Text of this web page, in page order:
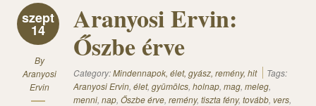
szept
14
By
Aranyosi
Ervin
Aranyosi Ervin:
Őszbe érve
Category:Mindennapok, élet, gyász, remény, hit
Tags:
Aranyosi Ervin, élet, gyümölcs, holnap, mag, meleg,
menni, nap, Őszbe érve, remény, tiszta fény, tovább, vers,